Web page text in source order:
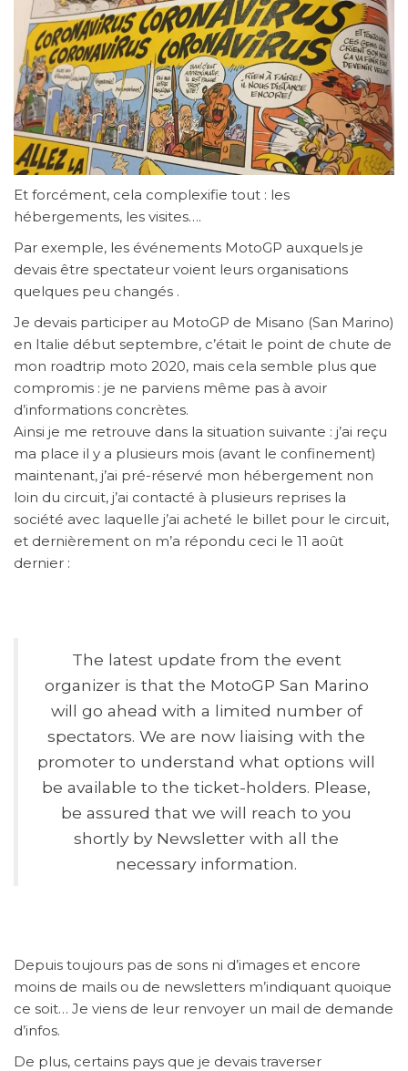
Et forcément, cela complexifie tout : les
hébergements, les visites….
Par exemple, les événements MotoGP auxquels je
devais être spectateur voient leurs organisations
quelques peu changés .
Je devais participer au MotoGP de Misano (San Marino)
en Italie début septembre, c’était le point de chute de
mon roadtrip moto 2020, mais cela semble plus que
compromis : je ne parviens même pas à avoir
d’informations concrètes.
Ainsi je me retrouve dans la situation suivante : j’ai reçu
ma place il y a plusieurs mois (avant le confinement)
maintenant, j’ai pré-réservé mon hébergement non
loin du circuit, j’ai contacté à plusieurs reprises la
société avec laquelle j’ai acheté le billet pour le circuit,
et dernièrement on m’a répondu ceci le 11 août
dernier :
The latest update from the event
organizer is that the MotoGP San Marino
will go ahead with a limited number of
spectators. We are now liaising with the
promoter to understand what options will
be available to the ticket-holders. Please,
be assured that we will reach to you
shortly by Newsletter with all the
necessary information.
Depuis toujours pas de sons ni d’images et encore
moins de mails ou de newsletters m’indiquant quoique
ce soit… Je viens de leur renvoyer un mail de demande
d’infos.
De plus, certains pays que je devais traverser